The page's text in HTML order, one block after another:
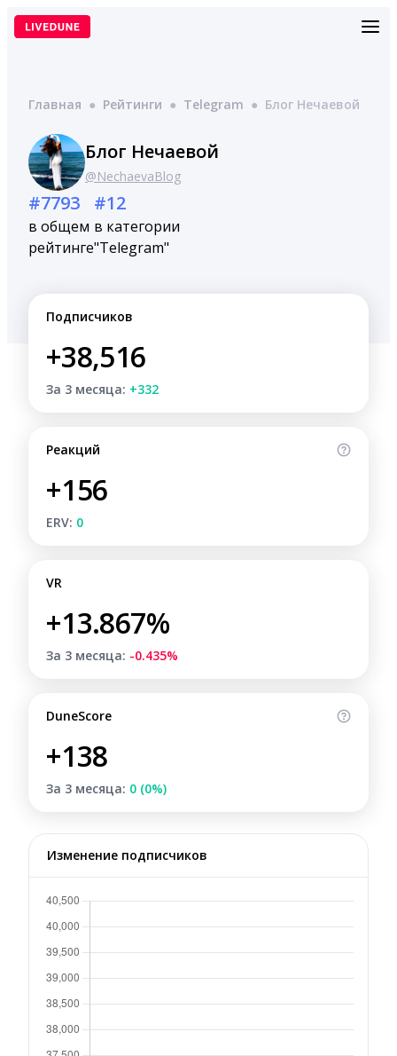
Перейти
Главная ● Рейтинги ● Telegram ● Блог Нечаевой
Блог Нечаевой
@NechaevaBlog
#7793
в общем
рейтинге
#12
в категории
"Telegram"
Подписчиков
+38,516
За 3 месяца: +332
Реакций
+156
ERV: 0
VR
+13.867%
За 3 месяца: -0.435%
DuneScore
+138
За 3 месяца: 0 (0%)
Изменение подписчиков